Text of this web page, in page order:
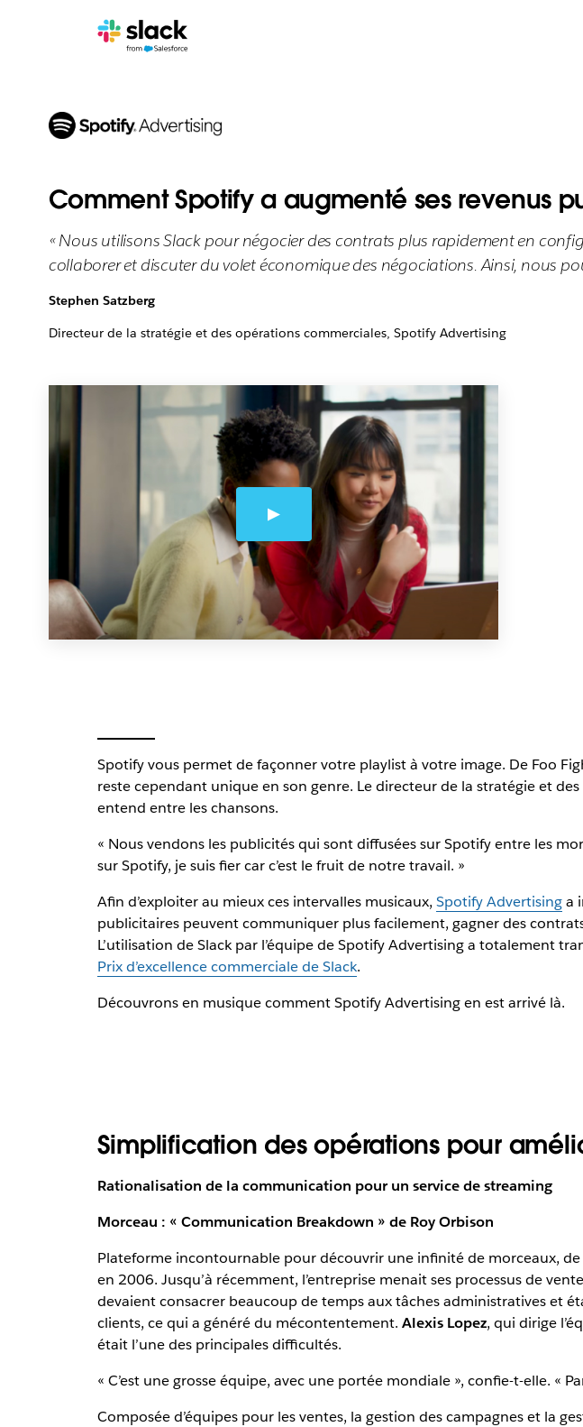
Comment Spotify a augmenté ses revenus
« Nous utilisons Slack pour négocier des contrats plus rapidement en
collaborer et discuter du volet économique des négociations. Ainsi, nous
Stephen Satzberg
Directeur de la stratégie et des opérations commerciales, Spotify Advertising
Spotify vous permet de façonner votre playlist à votre image. De Foo
reste cependant unique en son genre. Le directeur de la stratégie et
entend entreles chansons.
« Nous vendons les publicités qui sont diffusées sur Spotify entre les
sur Spotify, je suis fier car c’est le fruit de notre travail. »
Afin d’exploiter au mieux ces intervalles musicaux, Spotify Advertisinga
publicitaires peuvent communiquer plus facilement, gagner des
L’utilisation de Slack par l’équipe de Spotify Advertising a totalement
Prix d’excellence commerciale de Slack.
Découvrons en musique comment Spotify Advertising en est arrivé là.
Simplification des opérations pour
Rationalisation de la communication pour un service de streaming
Morceau : « Communication Breakdown » de Roy Orbison
Plateforme incontournable pour découvrir une infinité de morceaux, de
en 2006. Jusqu’à récemment, l’entreprise menait ses processus de
devaient consacrer beaucoup de temps aux tâches administratives et
clients, ce qui a généré du mécontentement. Alexis Lopez, qui dirige
était l’une des principales difficultés.
« C’est une grosse équipe, avec une portée mondiale », confie-t-elle. «
Composée d’équipes pour les ventes, la gestion des campagnes et la